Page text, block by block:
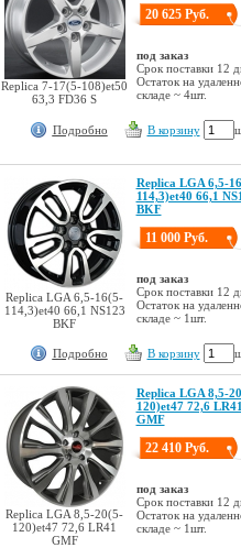
Replica 7-17(5-108)et50
63,3 FD36 S
20 625 Руб.
под заказ
Срок поставки 12
Остаток на
складе ~ 4шт.
Подробно В корзину
Replica LGA 6,5-16(5-
114,3)et40 66,1 NS123
BKF
Replica LGA 6,5-
114,3)et40 66,1
BKF
11 000 Руб.
под заказ
Срок поставки 12
Остаток на
складе ~ 1шт.
Подробно В корзину
Replica LGA 8,5-20(5-
120)et47 72,6 LR41
GMF
Replica LGA 8,5-
120)et47 72,6
GMF
22 410 Руб.
под заказ
Срок поставки 12
Остаток на
складе ~ 1шт.